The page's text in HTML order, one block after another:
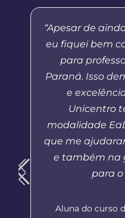
“Apesar de
eu fiquei bem
para
Paraná. Isso
e
Unicentro
modalidade
que me
e também na
para o
Aluna do curso